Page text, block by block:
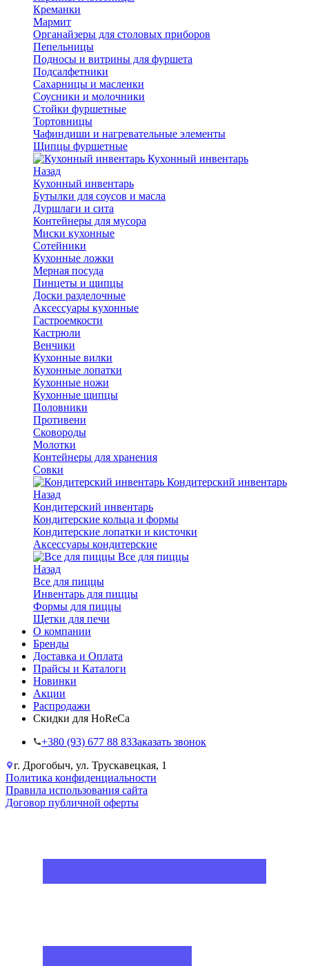
Креманки
Мармит
Органайзеры для столовых приборов
Пепельницы
Подносы и витрины для фуршета
Подсалфетники
Сахарницы и масленки
Соусники и молочники
Стойки фуршетные
Тортовницы
Чафиндиши и нагревательные элементы
Щипцы фуршетные
Кухонный инвентарь
Назад
Кухонный инвентарь
Бутылки для соусов и масла
Дуршлаги и сита
Контейнеры для мусора
Миски кухонные
Сотейники
Кухонные ложки
Мерная посуда
Пинцеты и щипцы
Доски разделочные
Аксессуары кухонные
Гастроемкости
Кастрюли
Венчики
Кухонные вилки
Кухонные лопатки
Кухонные ножи
Кухонные щипцы
Половники
Противени
Сковороды
Молотки
Контейнеры для хранения
Совки
Кондитерский инвентарь
Назад
Кондитерский инвентарь
Кондитерские кольца и формы
Кондитерские лопатки и кисточки
Аксессуары кондитерские
Все для пиццы
Назад
Все для пиццы
Инвентарь для пиццы
Формы для пиццы
Щетки для печи
О компании
Бренды
Доставка и Оплата
Прайсы и Каталоги
Новинки
Акции
Распродажи
Скидки для HoReCa
+38‎0 (93) 677 88 83Заказать звонок
г. Дрогобыч, ул. Трускавецкая, 1
Политика конфиденциальности
Правила использования сайта
Договор публичной оферты